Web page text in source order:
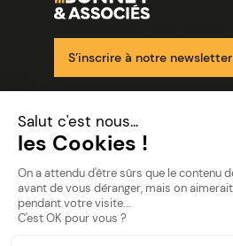
S’inscrire à notre newsletter
Nos solutions
Nos cabinets
Mon espace client